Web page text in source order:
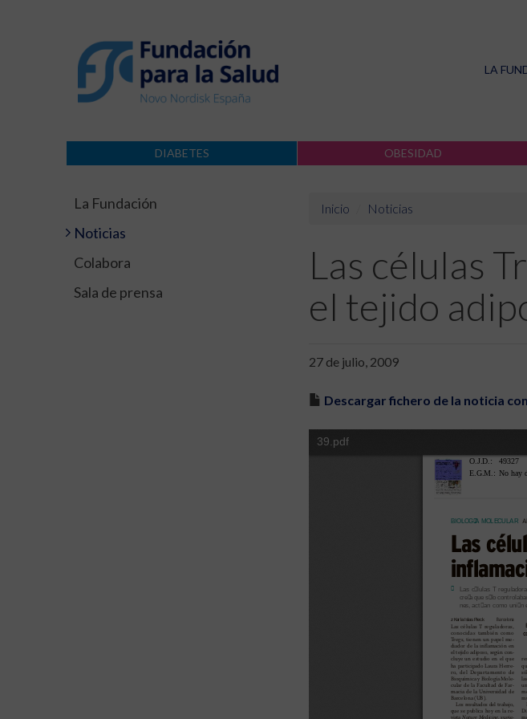
LA
DIABETES OBESIDAD
La Fundación
Noticias
Colabora
Sala de prensa
Inicio Noticias
Las células
el tejido
27 de julio, 2009
Descargar fichero de la noticia